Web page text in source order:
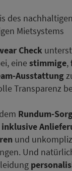
des
Mietsystems
Check
eine stimmige,
Ausstattung
Transparenz
Rundum-
inklusive
und
Und